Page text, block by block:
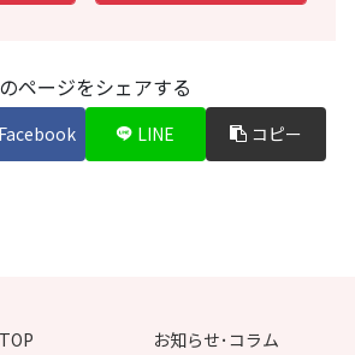
ページをシェアする
Facebook LINE コピー
お知らせ･コラム